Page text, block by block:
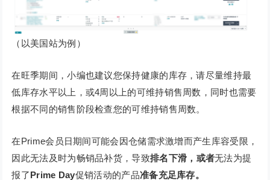
（以美国站为例）
在旺季期间，小编也建议您保持健康的库存，请尽量维持最
低库存水平以上，或4周以上的可维持销售周数，同时也需要
根据不同的销售阶段检查您的可维持销售周数。
在Prime会员日期间可能会因仓储需求激增而产生库容受限，
因此无法及时为畅销品补货，导致排名下滑，或者无法为提
报了Prime Day促销活动的产品准备充足库存。